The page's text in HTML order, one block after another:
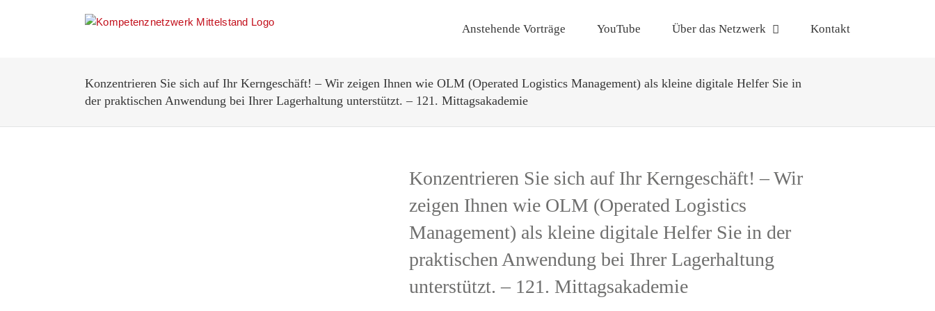
Anstehende Vorträge YouTube Über das Netzwerk Kontakt
Konzentrieren Sie sich auf Ihr Kerngeschäft! – Wir zeigen Ihnen wie OLM (Operated Logistics Management) als kleine digitale Helfer Sie in
der praktischen Anwendung bei Ihrer Lagerhaltung unterstützt. – 121. Mittagsakademie
Konzentrieren Sie sich auf Ihr Kerngeschäft! – Wir
zeigen Ihnen wie OLM (Operated Logistics
Management) als kleine digitale Helfer Sie in der
praktischen Anwendung bei Ihrer Lagerhaltung
unterstützt. – 121. Mittagsakademie